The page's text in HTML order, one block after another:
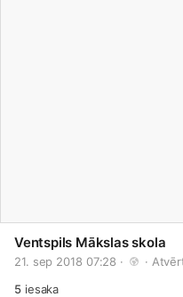
Ventspils Mākslas skola
21. sep 2018 07:28 · ·
5iesaka